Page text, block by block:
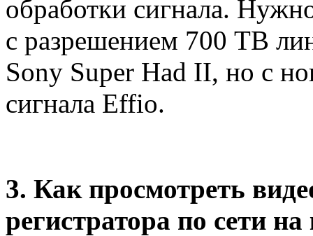
обработки сигнала.
с разрешением 700 ТВ
Sony Super Had II, но с
сигнала Effio.
3. Как просмотреть
регистратора по сети